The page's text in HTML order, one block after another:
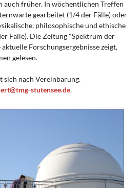
auch früher. In wöchentlichen Treffen
gearbeitet (1/4 der Fälle) oder
philosophische und ethische
Fälle). Die Zeitung "Spektrum der
Forschungsergebnisse zeigt,
gelesen.
nach Vereinbarung.
stutensee.de.